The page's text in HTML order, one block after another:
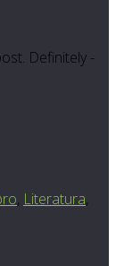
Definitely -
, Literatura,